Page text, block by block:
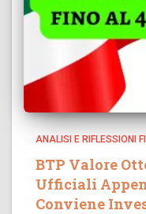
ANALISI E RIFLESSIONI
BTP Valore
Ufficiali
Conviene